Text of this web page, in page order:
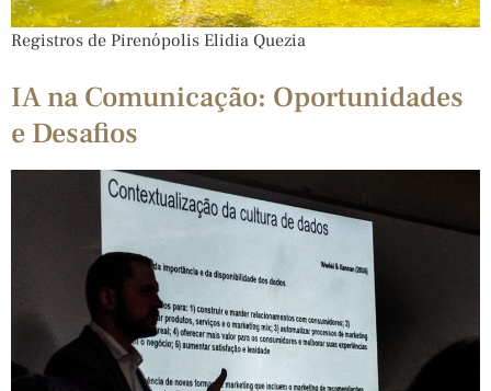
Registros de Pirenópolis Elidia Quezia
IA na Comunicação: Oportunidades
e Desafios